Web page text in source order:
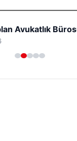
Avukatlık Bürosu